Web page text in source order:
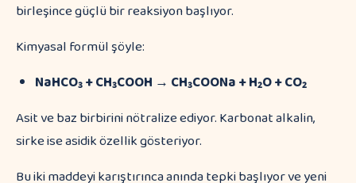
birleşince güçlü bir reaksiyon başlıyor.
Kimyasal formül şöyle:
NaHCO₃ + CH₃COOH → CH₃COONa + H₂O + CO₂
Asit ve baz birbirini nötralize ediyor. Karbonat alkalin,
sirke ise asidik özellik gösteriyor.
Bu iki maddeyi karıştırınca anında tepki başlıyor ve yeni